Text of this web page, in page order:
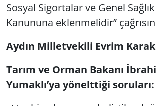
Sosyal Sigortalar ve Genel
Kanununa eklenmelidir”
Aydın Milletvekili Evrim
Tarım ve Orman Bakanı
Yumaklı’ya yönelttiği soruları: